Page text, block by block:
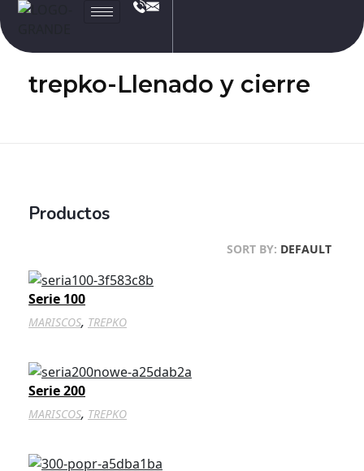
JL
trepko-Llenado y cierre
Productos
SORT BY: DEFAULT
Serie 100
MARISCOS, TREPKO
Serie 200
MARISCOS, TREPKO